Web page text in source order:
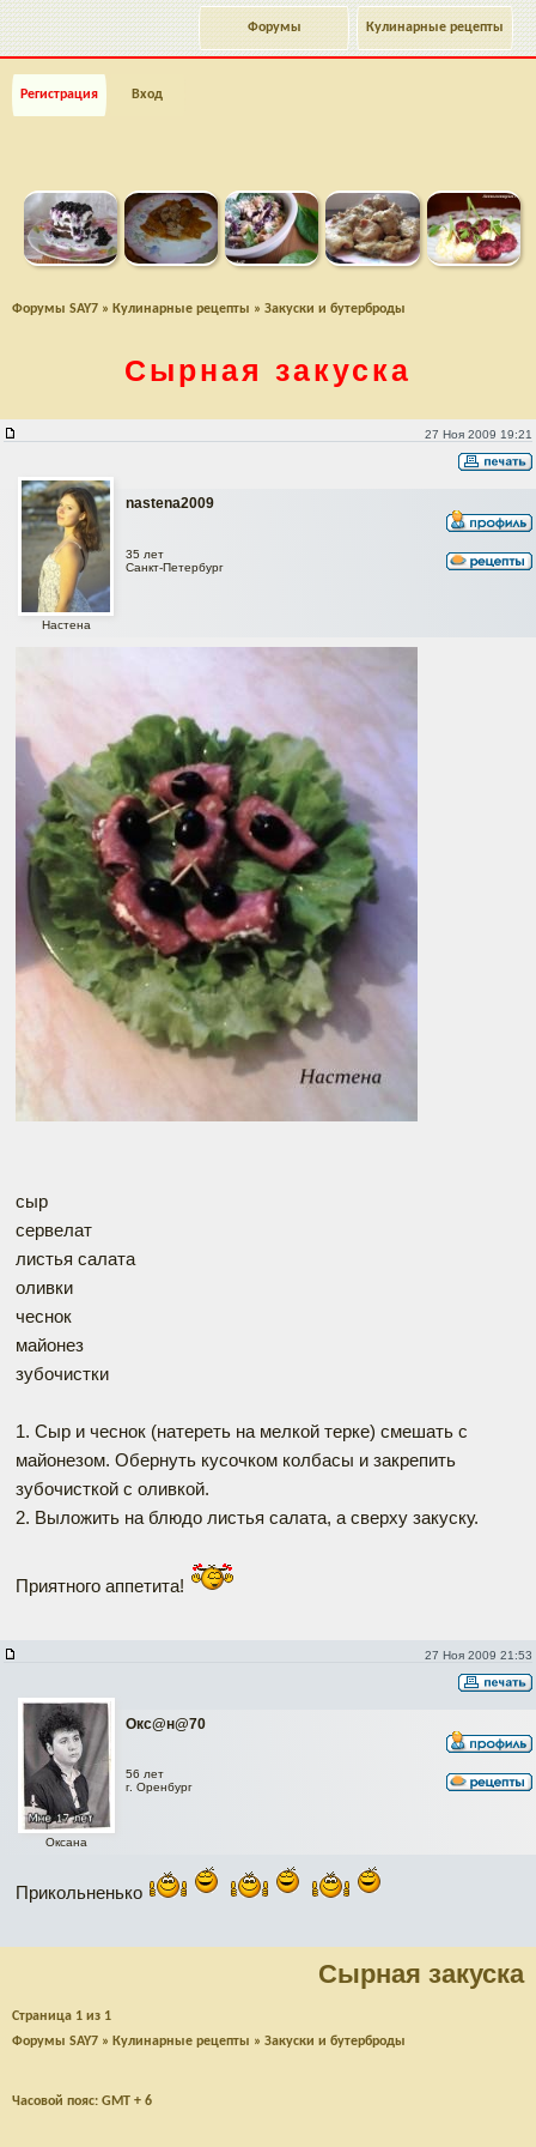
Кулинарные рецепты
Форумы
Регистрация Вход
Форумы SAY7 » Кулинарные рецепты » Закуски и бутерброды
Сырная закуска
27 Ноя 2009 19:21
nastena2009
Настена
35 лет
Санкт-Петербург
сыр
сервелат
листья салата
оливки
чеснок
майонез
зубочистки
1. Сыр и чеснок (натереть на мелкой терке) смешать с
майонезом. Обернуть кусочком колбасы и закрепить
зубочисткой с оливкой.
2. Выложить на блюдо листья салата, а сверху закуску.
Приятного аппетита!
27 Ноя 2009 21:53
Окc@н@70
Оксана
56 лет
г. Оренбург
Прикольненько
Сырная закуска
Страница 1 из 1
Форумы SAY7 » Кулинарные рецепты » Закуски и бутерброды
Часовой пояс: GMT + 6